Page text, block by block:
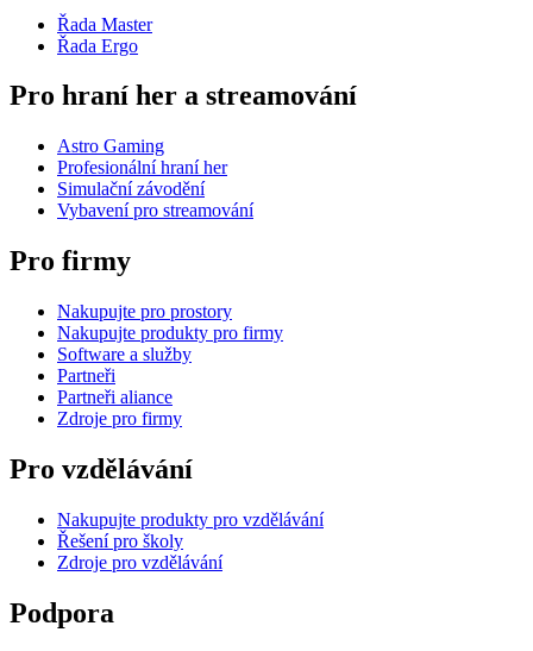
Řada Master
Řada Ergo
Pro hraní her a streamování
Astro Gaming
Profesionální hraní her
Simulační závodění
Vybavení pro streamování
Pro firmy
Nakupujte pro prostory
Nakupujte produkty pro firmy
Software a služby
Partneři
Partneři aliance
Zdroje pro firmy
Pro vzdělávání
Nakupujte produkty pro vzdělávání
Řešení pro školy
Zdroje pro vzdělávání
Podpora